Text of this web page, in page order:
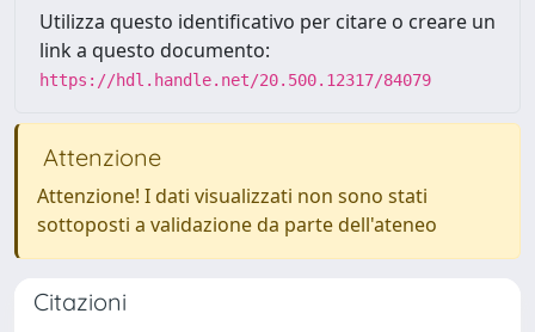
Utilizza questo identificativo per citare o creare un
link a questo documento:
https://hdl.handle.net/20.500.12317/84079
Attenzione
Attenzione! I dati visualizzati non sono stati
sottoposti a validazione da parte dell'ateneo
Citazioni